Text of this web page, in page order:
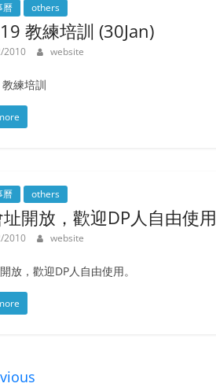
曆 others
教練培訓 (30Jan)
2010 website
練培訓
曆 others
開放，歡迎DP人自由使用
2010 website
放，歡迎DP人自由使用。